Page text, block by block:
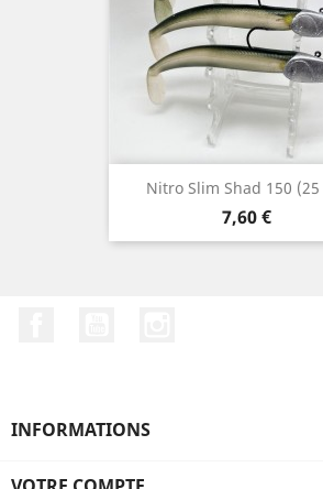
Nitro Slim Shad 150 (25
Prix
7,60 €
INFORMATIONS